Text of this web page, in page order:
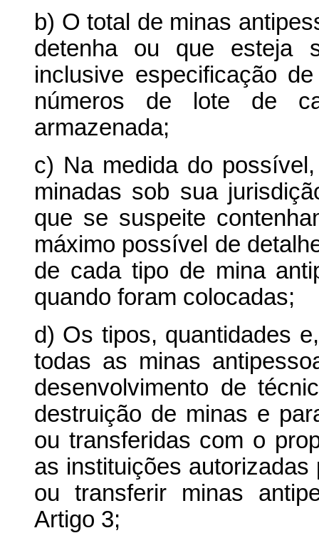
b) O total de minas
detenha ou que esteja
inclusive especificação
números de lote de
armazenada;
c) Na medida do
minadas sob sua
que se suspeite
máximo possível de
de cada tipo de mina
quando foram colocadas;
d) Os tipos, quantidades
todas as minas
desenvolvimento de
destruição de minas e
ou transferidas com o
as instituições
ou transferir minas
Artigo 3;